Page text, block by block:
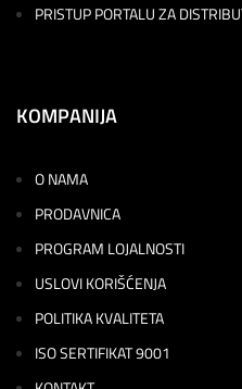
PRISTUP PORTALU ZA
KOMPANIJA
O NAMA
PRODAVNICA
PROGRAM LOJALNOSTI
USLOVI KORIŠĆENJA
POLITIKA KVALITETA
ISO SERTIFIKAT 9001